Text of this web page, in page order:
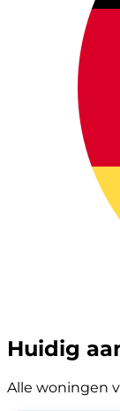
Huidig
Alle woningen